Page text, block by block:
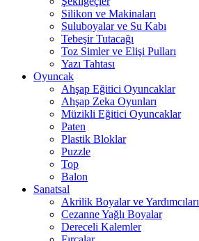
Silikon ve Makinaları
Suluboyalar ve Su Kabı
Tebeşir Tutacağı
Toz Simler ve Elişi Pulları
Yazı Tahtası
Oyuncak
Ahşap Eğitici Oyuncaklar
Ahşap Zeka Oyunları
Müzikli Eğitici Oyuncaklar
Paten
Plastik Bloklar
Puzzle
Top
Balon
Sanatsal
Akrilik Boyalar ve Yardımcıları
Cezanne Yağlı Boyalar
Dereceli Kalemler